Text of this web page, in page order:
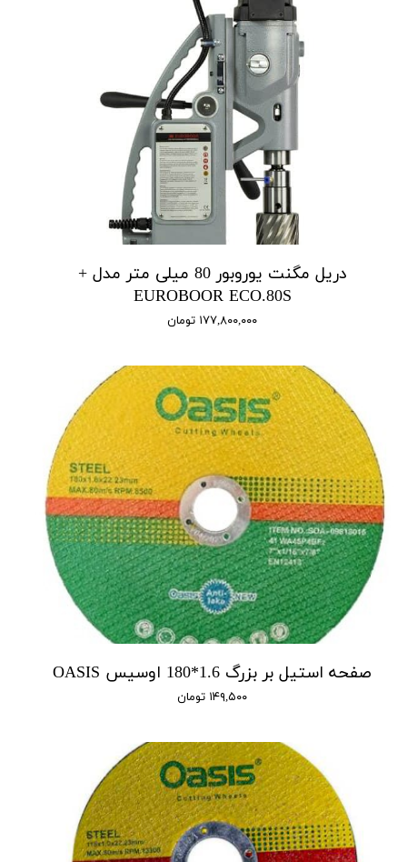
دریل مگنت یوروبور 80 میلی متر مدل +
EUROBOOR ECO.80S
۱۷۷,۸۰۰,۰۰۰ تومان
صفحه استیل بر بزرگ 1.6*180 اوسیس OASIS
۱۴۹,۵۰۰ تومان